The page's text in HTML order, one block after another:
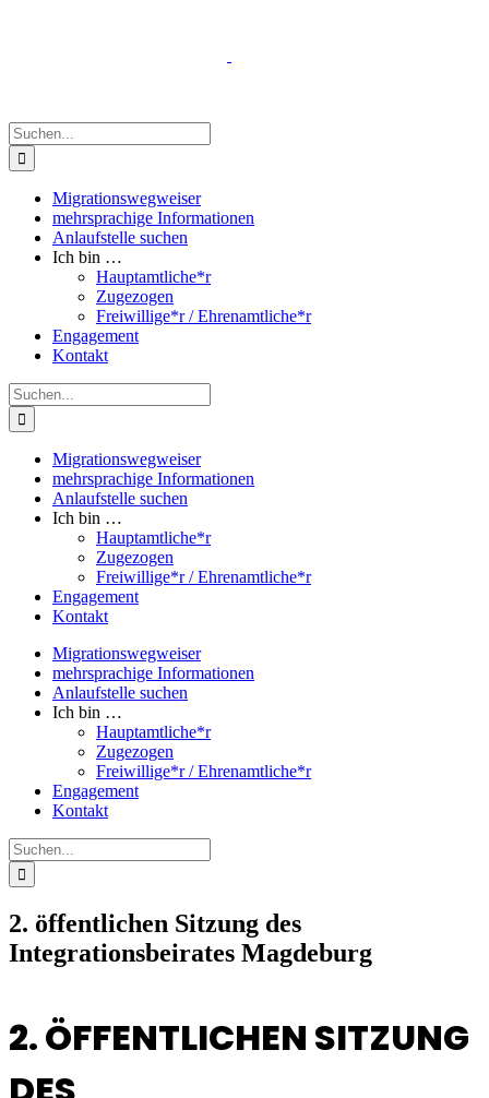
Suche
nach:
Migrationswegweiser
mehrsprachige Informationen
Anlaufstelle suchen
Ich bin …
Hauptamtliche*r
Zugezogen
Freiwillige*r / Ehrenamtliche*r
Engagement
Kontakt
Suche
nach:
Migrationswegweiser
mehrsprachige Informationen
Anlaufstelle suchen
Ich bin …
Hauptamtliche*r
Zugezogen
Freiwillige*r / Ehrenamtliche*r
Engagement
Kontakt
Migrationswegweiser
mehrsprachige Informationen
Anlaufstelle suchen
Ich bin …
Hauptamtliche*r
Zugezogen
Freiwillige*r / Ehrenamtliche*r
Engagement
Kontakt
Suche
nach:
2. öffentlichen Sitzung des
Integrationsbeirates Magdeburg
2. ÖFFENTLICHEN SITZUNG